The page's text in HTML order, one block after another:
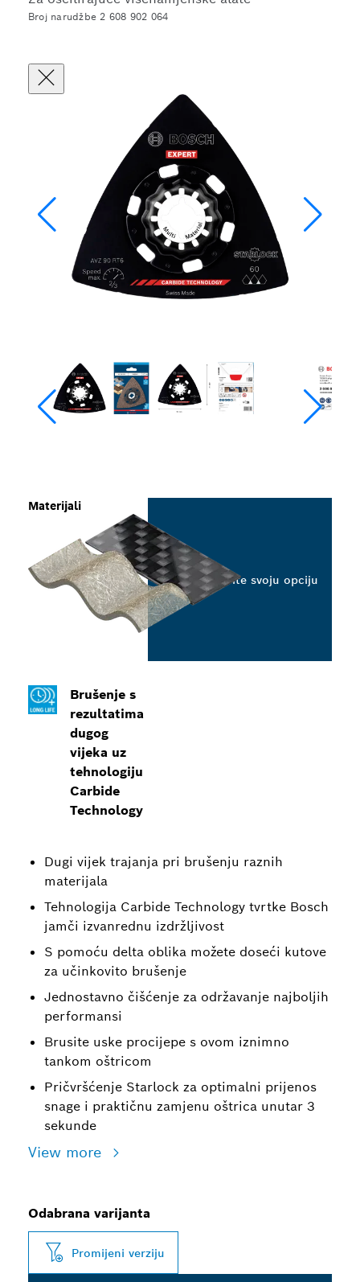
Broj narudžbe 2 608 902 064
Brušenje s
rezultatima
dugog
vijeka uz
tehnologiju
Carbide
Technology
Dugi vijek trajanja pri brušenju raznih
materijala
Tehnologija Carbide Technology tvrtke Bosch
jamči izvanrednu izdržljivost
S pomoću delta oblika možete doseći kutove
za učinkovito brušenje
Jednostavno čišćenje za održavanje najboljih
performansi
Brusite uske procijepe s ovom iznimno
tankom oštricom
Pričvršćenje Starlock za optimalni prijenos
snage i praktičnu zamjenu oštrica unutar 3
sekunde
View more
Materijali
Odaberite svoju opciju
Odabrana varijanta
Promijeni verziju